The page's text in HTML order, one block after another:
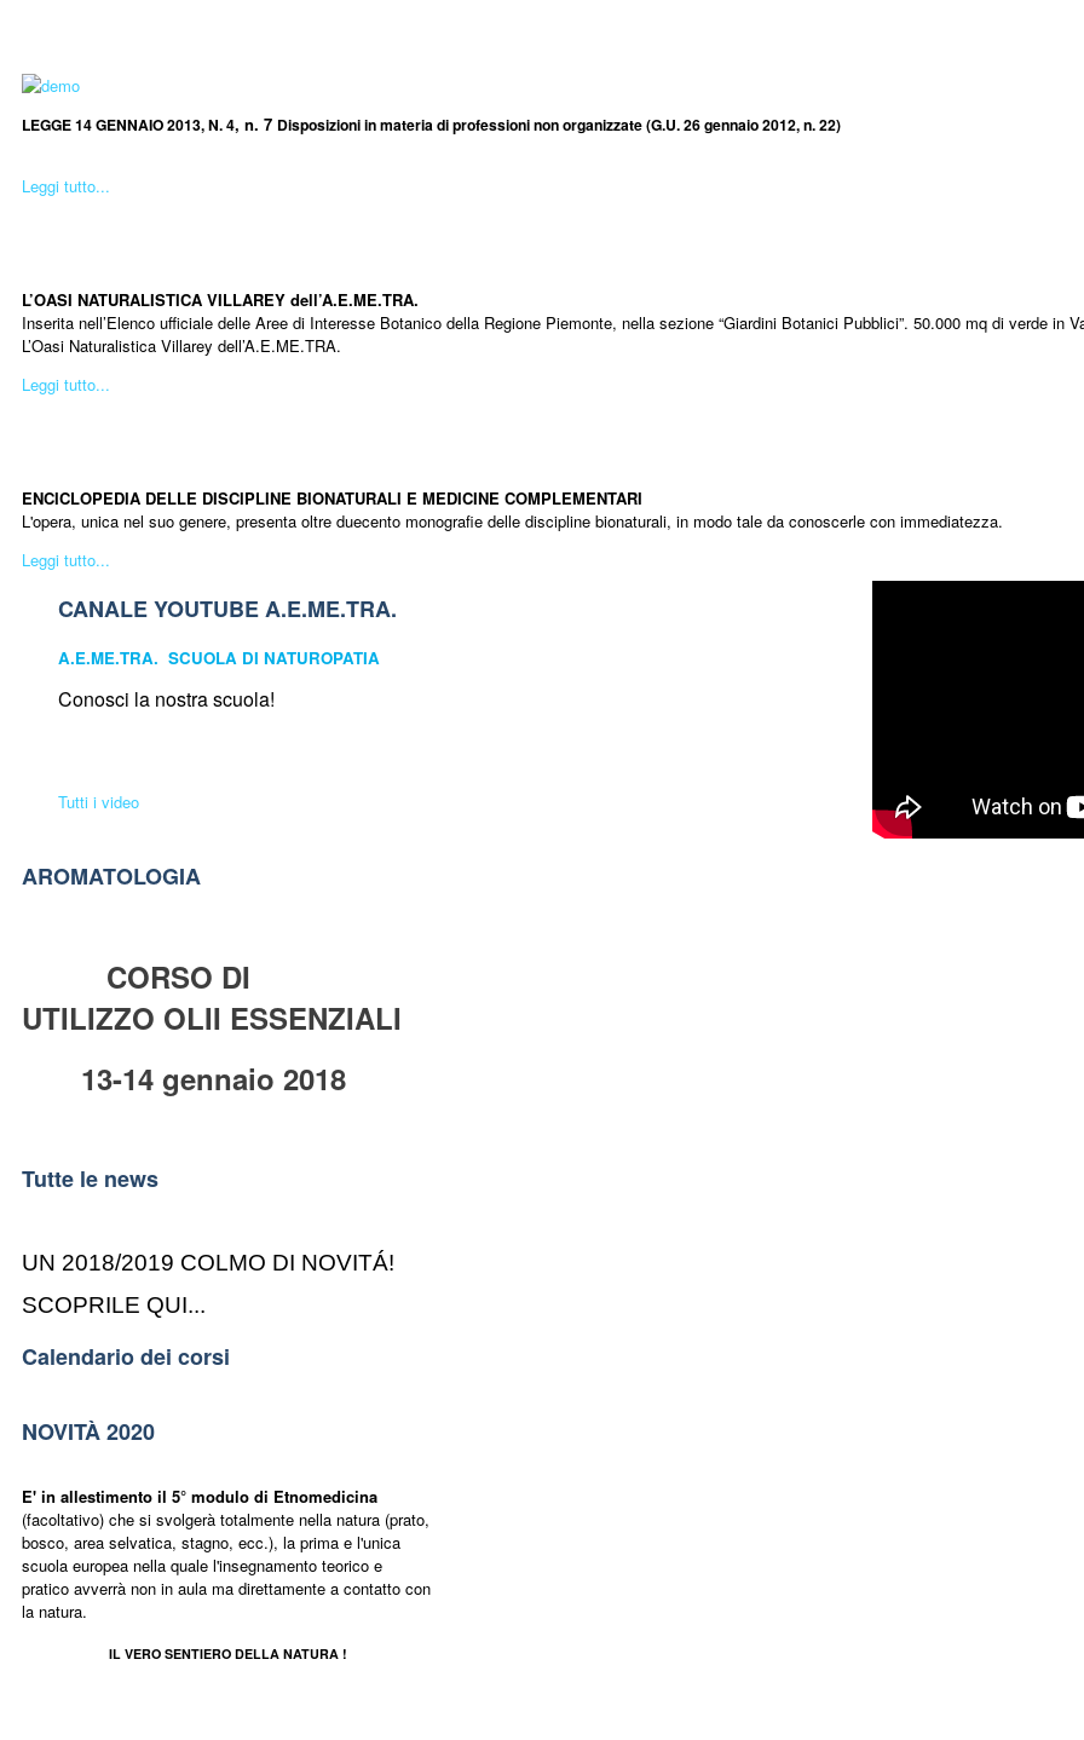
LEGGE 14 GENNAIO 2013, N. 4, n. 7 Disposizioni in materia di professioni non organizzate (G.U. 26 gennaio 2012, n. 22)
Leggi tutto...
L’OASI NATURALISTICA VILLAREY dell’A.E.ME.TRA.
Inserita nell’Elenco ufficiale delle Aree di Interesse Botanico della Regione Piemonte, nella sezione “Giardini Botanici Pubblici”. 50.000 mq di verde in
L’Oasi Naturalistica Villarey dell’A.E.ME.TRA.
Leggi tutto...
ENCICLOPEDIA DELLE DISCIPLINE BIONATURALI E MEDICINE COMPLEMENTARI
L'opera, unica nel suo genere, presenta oltre duecento monografie delle discipline bionaturali, in modo tale da conoscerle con immediatezza.
Leggi tutto...
CANALE YOUTUBE A.E.ME.TRA.
A.E.ME.TRA. SCUOLA DI NATUROPATIA
Conosci la nostra scuola!
Tutti i video
AROMATOLOGIA
CORSO DI
UTILIZZO OLII ESSENZIALI
13-14 gennaio 2018
Tutte le news
UN 2018/2019 COLMO DI NOVITÁ!
SCOPRILE QUI...
Calendario dei corsi
NOVITÀ 2020
E' in allestimento il 5° modulo di Etnomedicina
(facoltativo) che si svolgerà totalmente nella natura (prato,
bosco, area selvatica, stagno, ecc.), la prima e l'unica
scuola europea nella quale l'insegnamento teorico e
pratico avverrà non in aula ma direttamente a contatto con
la natura.
IL VERO SENTIERO DELLA NATURA !